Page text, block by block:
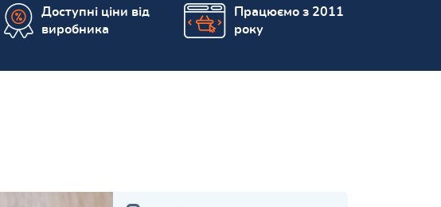
Доступні ціни від
виробника
Працюємо з 2011
року